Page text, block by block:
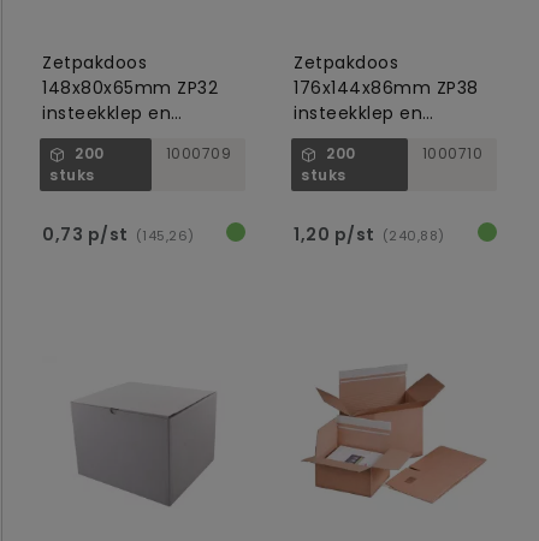
Zetpakdoos
148x80x65mm ZP32
insteekklep en
autolock bodem
200
stuks
1000709
0,73 p/st (145,26)
Zetpakdoos
176x144x86mm ZP38
insteekklep en
autolock bodem
200
stuks
1000710
1,20 p/st (240,88)